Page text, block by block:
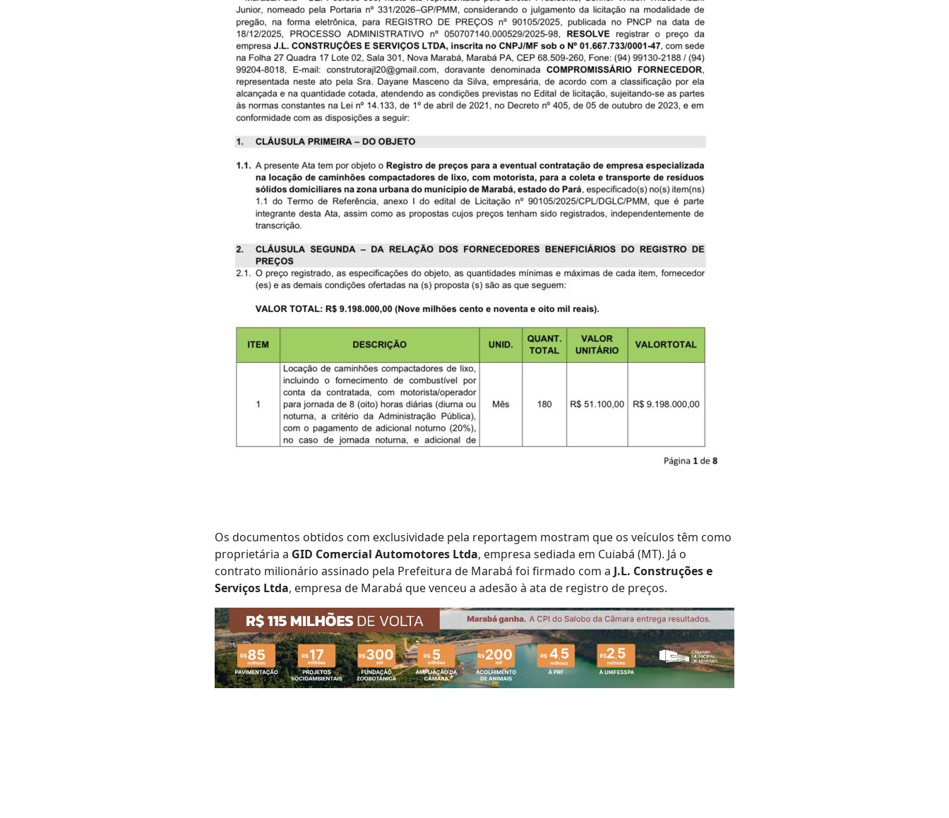
Os documentos obtidos com exclusividade pela reportagem mostram que os veículos têm como
proprietária a GID Comercial Automotores Ltda, empresa sediada em Cuiabá (MT). Já o
contrato milionário assinado pela Prefeitura de Marabá foi firmado com a J.L. Construções e
Serviços Ltda, empresa de Marabá que venceu a adesão à ata de registro de preços.